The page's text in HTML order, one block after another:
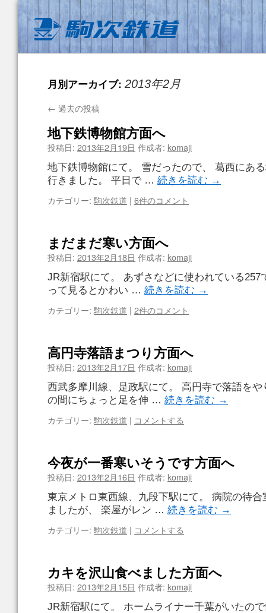
月別アーカイブ: 2013年2月
← 過去の投稿
地下鉄博物館方面へ
投稿日: 2013年2月19日 作成者: komaji
地下鉄博物館にて。 雪だったので、 葛西にあ
行きました。 平日で … 続きを読む →
カテゴリー: 駒次鉄道 | 6件のコメント
まだまだ寒い方面へ
投稿日: 2013年2月18日 作成者: komaji
JR新宿駅にて。 あずさなどに使われている257
って見るとかわい … 続きを読む →
カテゴリー: 駒次鉄道 | 2件のコメント
高円寺落語まつり方面へ
投稿日: 2013年2月17日 作成者: komaji
西武多摩川線、是政駅にて。 高円寺で落語を
の間にちょっと足を伸 … 続きを読む →
カテゴリー: 駒次鉄道 | コメントする
今夜が一番寒いそうです方面へ
投稿日: 2013年2月16日 作成者: komaji
東京メトロ東西線、九段下駅にて。 病院の待合
ましたが、 楽屋がレン … 続きを読む →
カテゴリー: 駒次鉄道 | コメントする
カキを沢山食べました方面へ
投稿日: 2013年2月15日 作成者: komaji
JR新宿駅にて。 ホームライナー千葉がいたの